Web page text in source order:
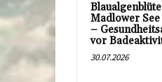
Madlower
–
vor
30.07.2026